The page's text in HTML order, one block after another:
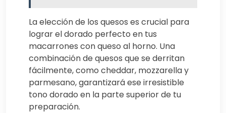
La elección de los quesos es crucial para
lograr el dorado perfecto en tus
macarrones con queso al horno. Una
combinación de quesos que se derritan
fácilmente, como cheddar, mozzarella y
parmesano, garantizará ese irresistible
tono dorado en la parte superior de tu
preparación.